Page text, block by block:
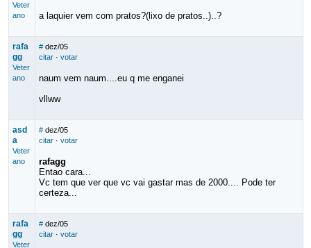
Veter
ano
a laquier vem com pratos?(lixo de pratos..)..?
rafa
gg
Veter
ano
# dez/05
citar· votar
naum vem naum....eu q me enganei
vllww
asd
a
Veter
ano
# dez/05
citar· votar
rafagg
Entao cara...
Vc tem que ver que vc vai gastar mas de 2000.... Pode ter
certeza...
rafa
gg
Veter
# dez/05
citar· votar